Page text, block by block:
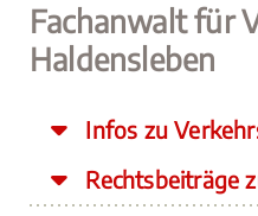
Fachanwalt für
Haldensleben
Infos zu
Rechtsbeiträge